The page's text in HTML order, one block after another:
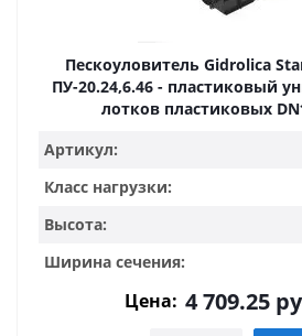
Пескоуловитель Gidrolica
ПУ-20.24,6.46 - пластиковый
лотков пластиковых
Артикул:
Класс нагрузки:
Высота:
Ширина сечения:
Цена: 4 709.25